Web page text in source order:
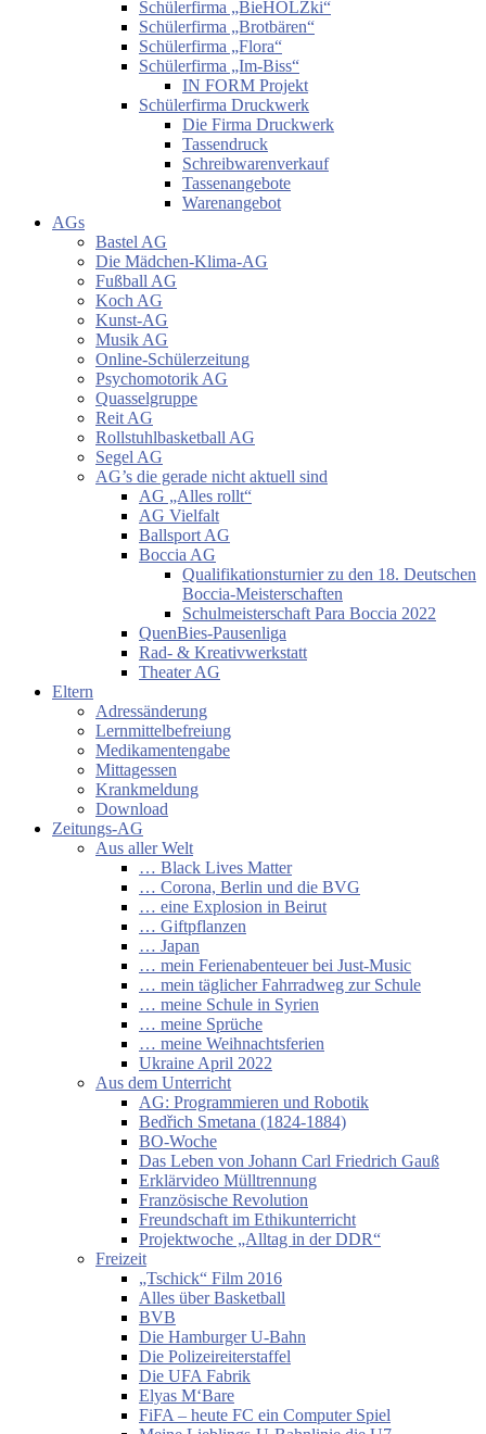
Schülerfirma „BieHOLZki“
Schülerfirma „Brotbären“
Schülerfirma „Flora“
Schülerfirma „Im-Biss“
IN FORM Projekt
Schülerfirma Druckwerk
Die Firma Druckwerk
Tassendruck
Schreibwarenverkauf
Tassenangebote
Warenangebot
AGs
Bastel AG
Die Mädchen-Klima-AG
Fußball AG
Koch AG
Kunst-AG
Musik AG
Online-Schülerzeitung
Psychomotorik AG
Quasselgruppe
Reit AG
Rollstuhlbasketball AG
Segel AG
AG’s die gerade nicht aktuell sind
AG „Alles rollt“
AG Vielfalt
Ballsport AG
Boccia AG
Qualifikationsturnier zu den 18. Deutschen
Boccia-Meisterschaften
Schulmeisterschaft Para Boccia 2022
QuenBies-Pausenliga
Rad- & Kreativwerkstatt
Theater AG
Eltern
Adressänderung
Lernmittelbefreiung
Medikamentengabe
Mittagessen
Krankmeldung
Download
Zeitungs-AG
Aus aller Welt
… Black Lives Matter
… Corona, Berlin und die BVG
… eine Explosion in Beirut
… Giftpflanzen
… Japan
… mein Ferienabenteuer bei Just-Music
… mein täglicher Fahrradweg zur Schule
… meine Schule in Syrien
… meine Sprüche
… meine Weihnachtsferien
Ukraine April 2022
Aus dem Unterricht
AG: Programmieren und Robotik
Bedřich Smetana (1824-1884)
BO-Woche
Das Leben von Johann Carl Friedrich Gauß
Erklärvideo Mülltrennung
Französische Revolution
Freundschaft im Ethikunterricht
Projektwoche „Alltag in der DDR“
Freizeit
„Tschick“ Film 2016
Alles über Basketball
BVB
Die Hamburger U-Bahn
Die Polizeireiterstaffel
Die UFA Fabrik
Elyas M‘Bare
FiFA – heute FC ein Computer Spiel